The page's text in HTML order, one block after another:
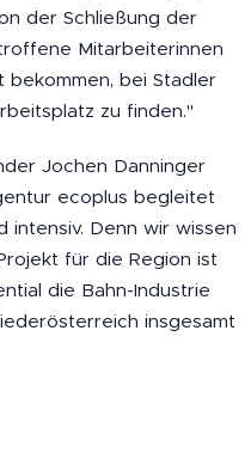
der Schließung der
Mitarbeiterinnen
bei Stadler
zu finden."
Jochen Danninger
ecoplus begleitet
intensiv. Denn wir wissen
für die Region ist
die Bahn-Industrie
insgesamt